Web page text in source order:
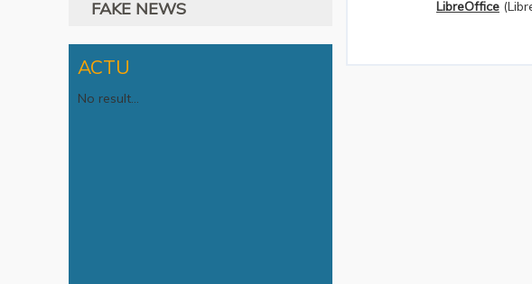
FAKE NEWS
ACTU
No result...
LibreOffice